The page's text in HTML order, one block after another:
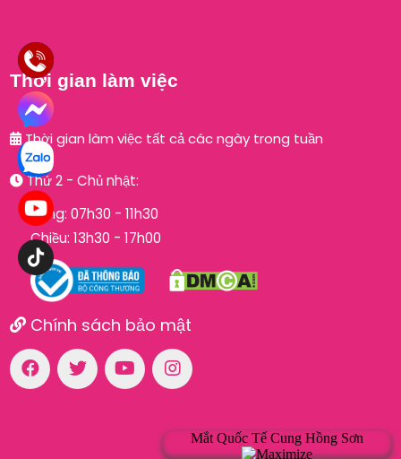
Thời gian làm việc
Thời gian làm việc tất cả các ngày trong tuần
Thứ 2 - Chủ nhật:
Sáng: 07h30 - 11h30
Chiều: 13h30 - 17h00
Chính sách bảo mật